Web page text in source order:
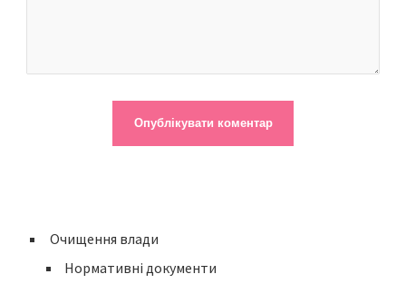
Очищення влади
Нормативні документи